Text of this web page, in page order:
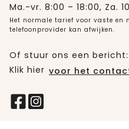
Ma.-vr. 8:00 – 18:00, Za.
Het normale tarief voor vaste en
telefoonprovider kan afwijken.
Of stuur ons een bericht:
Klik hier voor het